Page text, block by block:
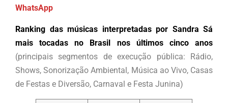
WhatsApp
Ranking das músicas interpretadas por Sandra Sá
mais tocadas no Brasil nos últimos cinco anos
(principais segmentos de execução pública: Rádio,
Shows, Sonorização Ambiental, Música ao Vivo, Casas
de Festas e Diversão, Carnaval e Festa Junina)